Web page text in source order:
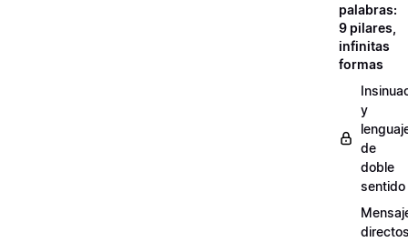
palabras:
9 pilares,
infinitas
formas
y
de
doble
sentido